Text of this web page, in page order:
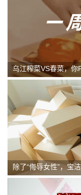
乌江榨菜VS春菜，你
除了“侮辱女性”，宝